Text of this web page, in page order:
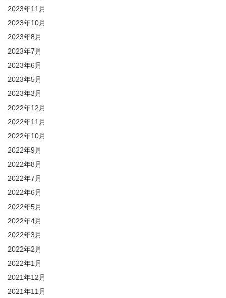
2023年11月
2023年10月
2023年8月
2023年7月
2023年6月
2023年5月
2023年3月
2022年12月
2022年11月
2022年10月
2022年9月
2022年8月
2022年7月
2022年6月
2022年5月
2022年4月
2022年3月
2022年2月
2022年1月
2021年12月
2021年11月